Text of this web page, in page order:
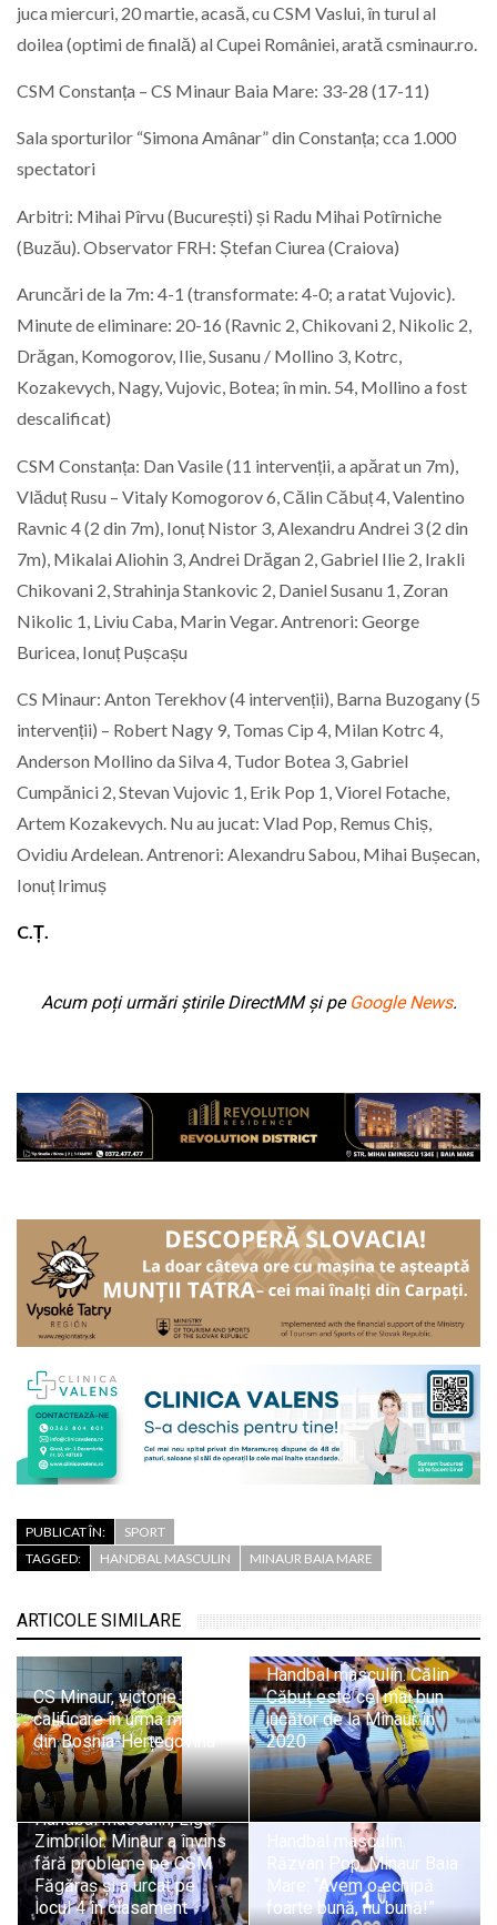
juca miercuri, 20 martie, acasă, cu CSM Vaslui, în turul al
doilea (optimi de finală) al Cupei României, arată csminaur.ro.
CSM Constanța – CS Minaur Baia Mare: 33-28 (17-11)
Sala sporturilor “Simona Amânar” din Constanța; cca 1.000
spectatori
Arbitri: Mihai Pîrvu (București) și Radu Mihai Potîrniche
(Buzău). Observator FRH: Ștefan Ciurea (Craiova)
Aruncări de la 7m: 4-1 (transformate: 4-0; a ratat Vujovic).
Minute de eliminare: 20-16 (Ravnic 2, Chikovani 2, Nikolic 2,
Drăgan, Komogorov, Ilie, Susanu / Mollino 3, Kotrc,
Kozakevych, Nagy, Vujovic, Botea; în min. 54, Mollino a fost
descalificat)
CSM Constanța: Dan Vasile (11 intervenții, a apărat un 7m),
Vlăduț Rusu – Vitaly Komogorov 6, Călin Căbuț 4, Valentino
Ravnic 4 (2 din 7m), Ionuț Nistor 3, Alexandru Andrei 3 (2 din
7m), Mikalai Aliohin 3, Andrei Drăgan 2, Gabriel Ilie 2, Irakli
Chikovani 2, Strahinja Stankovic 2, Daniel Susanu 1, Zoran
Nikolic 1, Liviu Caba, Marin Vegar. Antrenori: George
Buricea, Ionuț Pușcașu
CS Minaur: Anton Terekhov (4 intervenții), Barna Buzogany (5
intervenții) – Robert Nagy 9, Tomas Cip 4, Milan Kotrc 4,
Anderson Mollino da Silva 4, Tudor Botea 3, Gabriel
Cumpănici 2, Stevan Vujovic 1, Erik Pop 1, Viorel Fotache,
Artem Kozakevych. Nu au jucat: Vlad Pop, Remus Chiș,
Ovidiu Ardelean. Antrenori: Alexandru Sabou, Mihai Bușecan,
Ionuț Irimuș
C.Ț.
Acum poți urmări știrile DirectMM și pe Google News.
PUBLICAT ÎN:
SPORT
TAGGED:
HANDBAL MASCULIN MINAUR BAIA MARE
ARTICOLE SIMILARE
CS Minaur, victorie și
calificare în urma meciului
din Bosnia-Herțegovina
Handbal masculin. Călin
Căbuț este cel mai bun
jucător de la Minaur în
2020
Handbal masculin, Liga
Zimbrilor. Minaur a învins
fără probleme pe CSM
Făgăraș și a urcat pe
locul 4 în clasament
Handbal masculin.
Răzvan Pop, Minaur Baia
Mare: “Avem o echipă
foarte bună, nu bună!”